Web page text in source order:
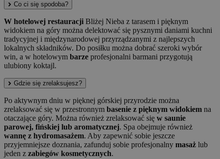
Co ci się spodoba?
W hotelowej restauracji Bliżej Nieba z tarasem i pięknym
widokiem na góry można delektować się pysznymi daniami kuchni
tradycyjnej i międzynarodowej przyrządzanymi z najlepszych
lokalnych składników. Do posiłku można dobrać szeroki wybór
win, a w hotelowym barze profesjonalni barmani przygotują
ulubiony koktajl.
Gdzie się zrelaksujesz?
Po aktywnym dniu w pięknej górskiej przyrodzie można
zrelaksować się w przestronnym basenie z pięknym widokiem na
otaczające góry. Można również zrelaksować się w saunie
parowej, fińskiej lub aromatycznej. Spa obejmuje również
wannę z hydromasażem. Aby zapewnić sobie jeszcze
przyjemniejsze doznania, zafunduj sobie profesjonalny masaż lub
jeden z zabiegów kosmetycznych.